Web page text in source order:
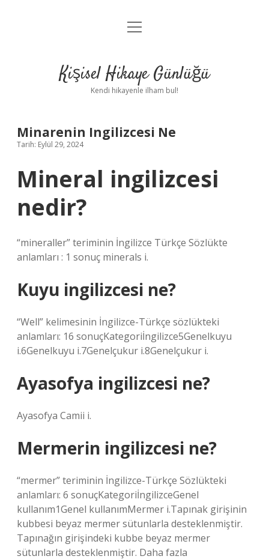
Anasayfa
Yasal Uyarı
menüyü
Kişisel Hikaye Günlüğü
Kendi hikayenle ilham bul!
Minarenin Ingilizcesi Ne
Tarih: Eylül 29, 2024
Mineral ingilizcesi
nedir?
“mineraller” teriminin İngilizce Türkçe Sözlükte
anlamları : 1 sonuç minerals i.
Kuyu ingilizcesi ne?
“Well” kelimesinin İngilizce-Türkçe sözlükteki
anlamları: 16 sonuçKategoriİngilizce5Genelkuyu
i.6Genelkuyu i.7Genelçukur i.8Genelçukur i.
Ayasofya ingilizcesi ne?
Ayasofya Camii i.
Mermerin ingilizcesi ne?
“mermer” teriminin İngilizce-Türkçe Sözlükteki
anlamları: 6 sonuçKategoriİngilizceGenel
kullanım1Genel kullanımMermer i.Tapınak girişinin
kubbesi beyaz mermer sütunlarla desteklenmiştir.
Tapınağın girişindeki kubbe beyaz mermer
sütunlarla desteklenmiştir. Daha fazla